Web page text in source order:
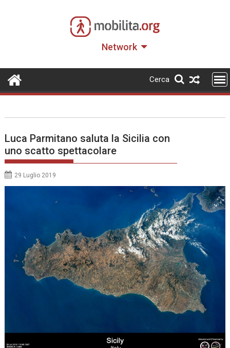
Network
Cerca
Luca Parmitano saluta la Sicilia con
uno scatto spettacolare
29 Luglio 2019